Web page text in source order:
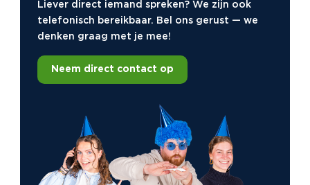
Liever direct iemand spreken? We zijn ook
telefonisch bereikbaar. Bel ons gerust — we
denken graag met je mee!
Neem direct contact op